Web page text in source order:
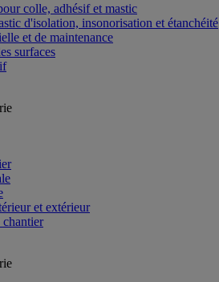
colle, adhésif et mastic
d'isolation, insonorisation et étanchéité
et de maintenance
surfaces
et extérieur
chantier